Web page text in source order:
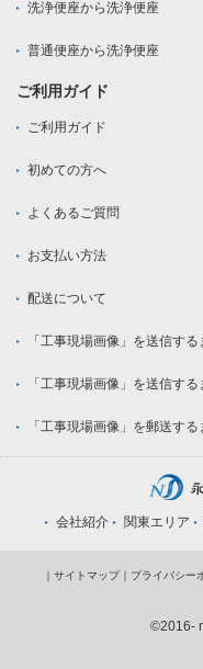
洗浄便座から洗浄便座
普通便座から洗浄便座
ご利用ガイド
ご利用ガイド
初めての方へ
よくあるご質問
お支払い方法
配送について
「工事現場画像」を送信す
「工事現場画像」を送信す
「工事現場画像」を郵送す
会社紹介 関東エリア
｜ サイトマップ｜ プライバシー
©2016-